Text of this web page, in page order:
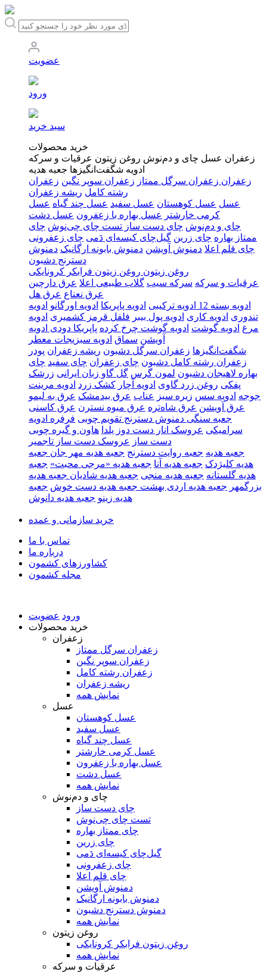
عضویت
ورود
سبد خرید
خرید محصولات
زعفران عسل چای و دم‌نوش‌ روغن زیتون عرقیات و سرکه‌
ادویه شگفت‌انگیزها جعبه هدیه
زعفران زعفران سرگل ممتاز زعفران سوپر نگین زعفران
رشته کامل ریشه زعفران
عسل عسل کوهستان عسل سفید عسل چند گیاه عسل
کرمی خارشتر
عسل بهاره با زعفرون عسل دشت
چای و دم‌نوش‌ چای دست ساز تست چای چی‌نوش چای
ممتاز بهاره چای زرین گیل‌چای کیسه‌ای دَمی چای زعفرونی
چای قلم اعلا دمنوش آویشن دمنوش بابونه ارگانیک دمنوش
دسترنج دشبون
روغن زیتون روغن زیتون فرابکر کرونایکی
عرقیات و سرکه‌ سرکه سیب گلاب طبیعی اعلا عرق دارچین
عرق نعناع عرق هل
ادویه بسته 12 ادویه ترکیبی ادویه پاپریکا ادویه اورگانو ادویه
تندوری ادویه کاری ادویه پول بیبر فلفل قرمز کشمیری ادویه
مرغ ادویه گوشت ادویه گوشت چرخ کرده پاپریکا دودی ادویه
آویشن سماق ادویه سبزیجات معطر
شگفت‌انگیزها زعفران سرگل دشبون ریشه زعفران پودر
زعفران رشته کامل دشبون چای زعفران چای سفید چای
بهاره لاهیجان دشبون لمون گرس گل گاو زبان ایرانی زرشک
پفکی روغن زرد گاوی ادویه آچار کشک زرد ادویه مرینت
جوجه ادویه سس زیره سبز عناب عرق بیدمشک عرق به لیمو
عرق آویشن عرق شاه‌تره عرق میوه نسترن عرق کاسنی
جعبه سنگی دمنوش دسترنج تقویم چوبی فرفره ادویه
سرامیکی عروسک انار دست دوز یلدا هاون و گیره چوبی
دست ساز عروسک دست ساز تاجمیر
جعبه هدیه جعبه روایت دسترنج جعبه هدیه مهر جان جعبه
هدیه کلیژدک جعبه هدیه آنا جعبه هدیه «مرجی محبت» جعبه
هدیه گلستانه جعبه هدیه منجی جعبه هدیه شادیان جعبه هدیه
بزرگمهر جعبه هدیه اردی بهشت جعبه هدیه دست خوش جعبه
هدیه زینو جعبه هدیه دانوش
خرید سازمانی و عمده
تماس با ما
درباره ما
کشاورزهای کشمون
مجله کشمون
ورود عضویت
خرید محصولات
زعفران
زعفران سرگل ممتاز
زعفران سوپر نگین
زعفران رشته کامل
ریشه زعفران
نمایش همه
عسل
عسل کوهستان
عسل سفید
عسل چند گیاه
عسل کرمی خارشتر
عسل بهاره با زعفرون
عسل دشت
نمایش همه
چای دست ساز
تست چای چی‌نوش
چای ممتاز بهاره
چای زرین
گیل‌چای کیسه‌ای دَمی
چای زعفرونی
چای قلم اعلا
دمنوش آویشن
دمنوش بابونه ارگانیک
دمنوش دسترنج دشبون
نمایش همه
روغن زیتون
روغن زیتون فرابکر کرونایکی
نمایش همه